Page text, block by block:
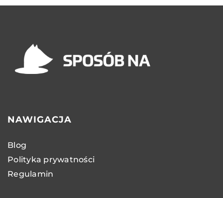
NAWIGACJA
Blog
Polityka prywatności
Regulamin